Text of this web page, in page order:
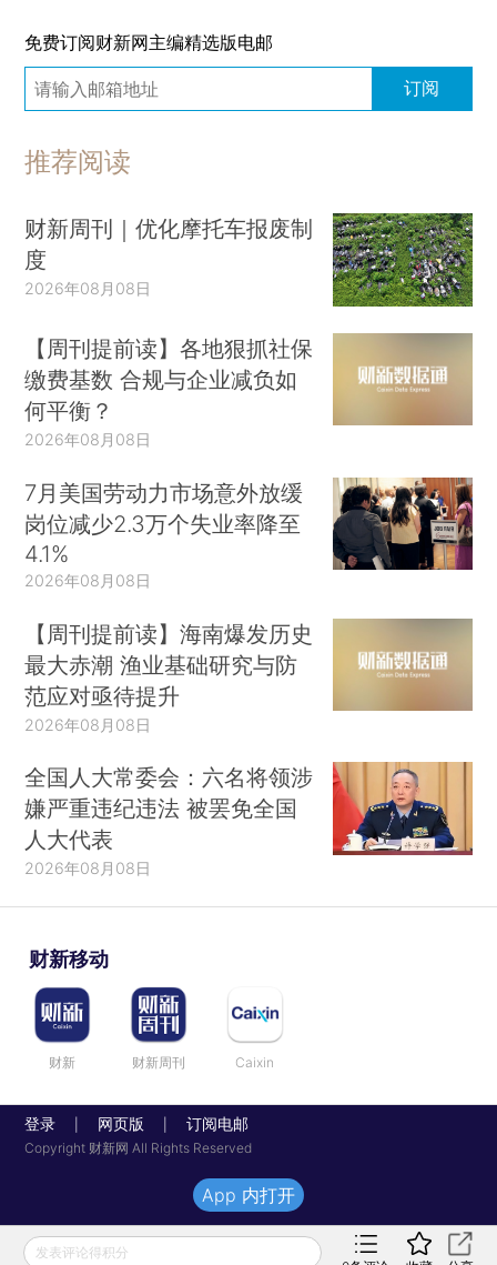
免费订阅财新网主编精选版电邮
订阅
推荐阅读
财新周刊｜优化摩托车报废制
度
2026年08月08日
【周刊提前读】各地狠抓社保
缴费基数 合规与企业减负如
何平衡？
2026年08月08日
7月美国劳动力市场意外放缓
岗位减少2.3万个失业率降至
4.1%
2026年08月08日
【周刊提前读】海南爆发历史
最大赤潮 渔业基础研究与防
范应对亟待提升
2026年08月08日
全国人大常委会：六名将领涉
嫌严重违纪违法 被罢免全国
人大代表
2026年08月08日
财新移动
财新 财新周刊 Caixin
登录 网页版 订阅电邮
Copyright 财新网 All Rights Reserved
发表评论得积分
App 内打开